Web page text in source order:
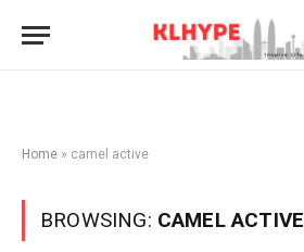
Home » camel active
BROWSING: CAMEL ACTIVE